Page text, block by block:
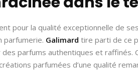
pour la qualité exceptionnelle de
parfumerie. Galimard tire parti de ce
parfums authentiques et raffinés.
parfumées d’une qualité